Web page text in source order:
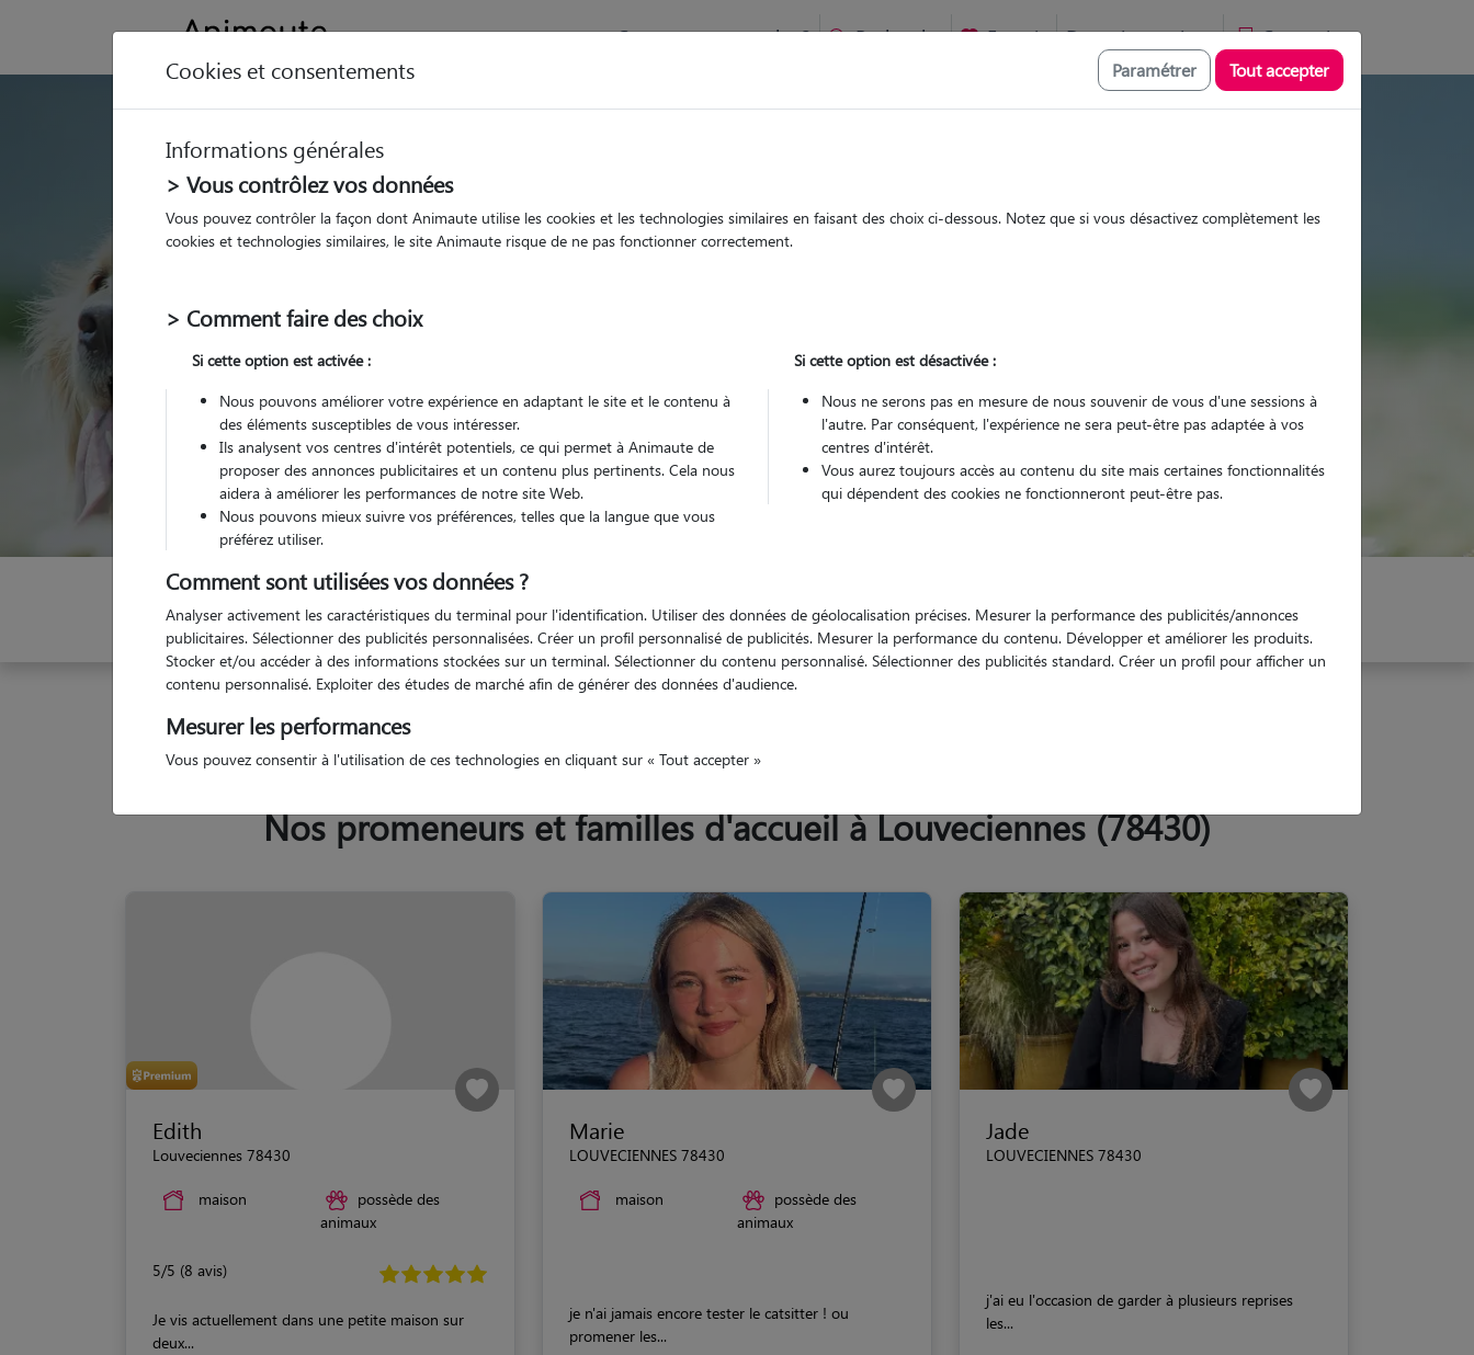
Comment ça marche ? Recherche Favoris Devenir pet sitter Connexion
GARDE ANIMAUX à Louveciennes : Garde chien et chat en famille ou à domicile, visites et promenades
Trouvez une garde animaux à
Louveciennes
Louveciennes
Garde Promenades
Pour quel animal ?
Trouver mon Pet Sitter
Indiquez vos dates
Nos promeneurs et familles d'accueil à Louveciennes (78430)
Edith
Louveciennes 78430
maison
possède des
animaux
5/5 (8 avis)
Je vis actuellement dans une petite maison sur
deux...
Marie
LOUVECIENNES 78430
maison
possède des
animaux
je n'ai jamais encore tester le catsitter ! ou
promener les...
Jade
LOUVECIENNES 78430
j'ai eu l'occasion de garder à plusieurs reprises
les...
Cookies et consentements Paramétrer Tout accepter
Informations générales
> Vous contrôlez vos données
Vous pouvez contrôler la façon dont Animaute utilise les cookies et les technologies similaires en faisant des choix ci-dessous. Notez que si vous désactivez complètement les
cookies et technologies similaires, le site Animaute risque de ne pas fonctionner correctement.
> Comment faire des choix
Si cette option est activée :
Nous pouvons améliorer votre expérience en adaptant le site et le contenu à
des éléments susceptibles de vous intéresser.
Ils analysent vos centres d'intérêt potentiels, ce qui permet à Animaute de
proposer des annonces publicitaires et un contenu plus pertinents. Cela nous
aidera à améliorer les performances de notre site Web.
Nous pouvons mieux suivre vos préférences, telles que la langue que vous
préférez utiliser.
Si cette option est désactivée :
Nous ne serons pas en mesure de nous souvenir de vous d'une sessions à
l'autre. Par conséquent, l'expérience ne sera peut-être pas adaptée à vos
centres d'intérêt.
Vous aurez toujours accès au contenu du site mais certaines fonctionnalités
qui dépendent des cookies ne fonctionneront peut-être pas.
Comment sont utilisées vos données ?
Analyser activement les caractéristiques du terminal pour l'identification. Utiliser des données de géolocalisation précises. Mesurer la performance des publicités/annonces
publicitaires. Sélectionner des publicités personnalisées. Créer un profil personnalisé de publicités. Mesurer la performance du contenu. Développer et améliorer les produits.
Stocker et/ou accéder à des informations stockées sur un terminal. Sélectionner du contenu personnalisé. Sélectionner des publicités standard. Créer un profil pour afficher un
contenu personnalisé. Exploiter des études de marché afin de générer des données d'audience.
Mesurer les performances
Vous pouvez consentir à l'utilisation de ces technologies en cliquant sur « Tout accepter »